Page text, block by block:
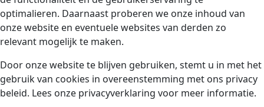
optimalieren. Daarnaast proberen we onze inhoud van
onze website en eventuele websites van derden zo
relevant mogelijk te maken.
Door onze website te blijven gebruiken, stemt u in met het
gebruik van cookies in overeenstemming met ons privacy
beleid. Lees onze privacyverklaring voor meer informatie.